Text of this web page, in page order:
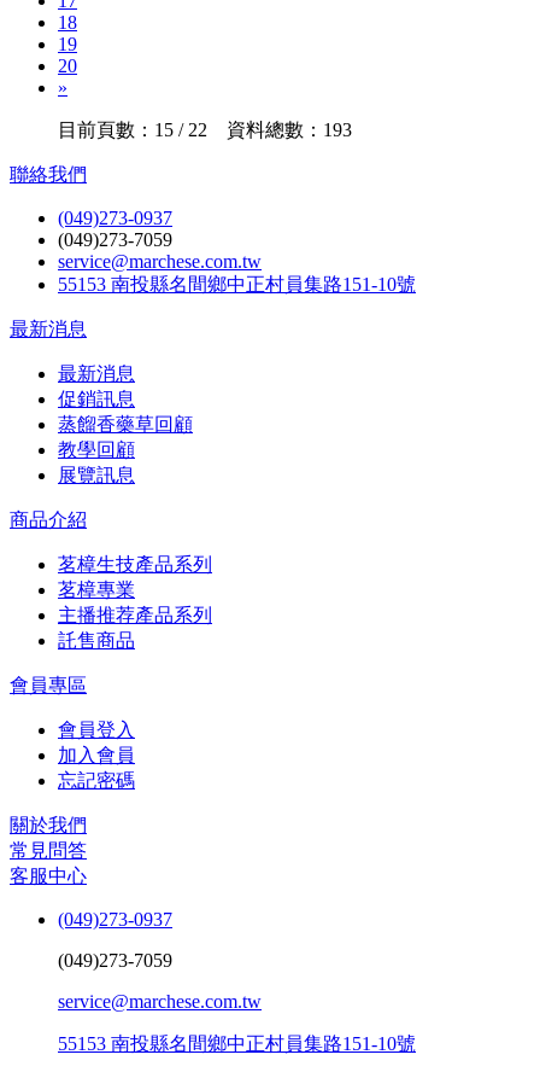
18
19
20
»
目前頁數：15 / 22 資料總數：193
聯絡我們
(049)273-0937
(049)273-7059
service@marchese.com.tw
55153 南投縣名間鄉中正村員集路151-10號
最新消息
最新消息
促銷訊息
蒸餾香藥草回顧
教學回顧
展覽訊息
商品介紹
茗樟生技產品系列
茗樟專業
主播推荐產品系列
託售商品
會員專區
會員登入
加入會員
忘記密碼
關於我們
常見問答
客服中心
(049)273-0937
(049)273-7059
service@marchese.com.tw
55153 南投縣名間鄉中正村員集路151-10號